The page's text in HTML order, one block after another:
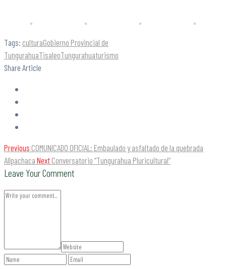
Tags: culturaGobierno Provincial de
TungurahuaTisaleoTungurahuaturismo
Share Article
Previous COMUNICADO OFICIAL: Embaulado y asfaltado de la quebrada
Allpachaca Next Conversatorio “Tungurahua Pluricultural”
Leave Your Comment